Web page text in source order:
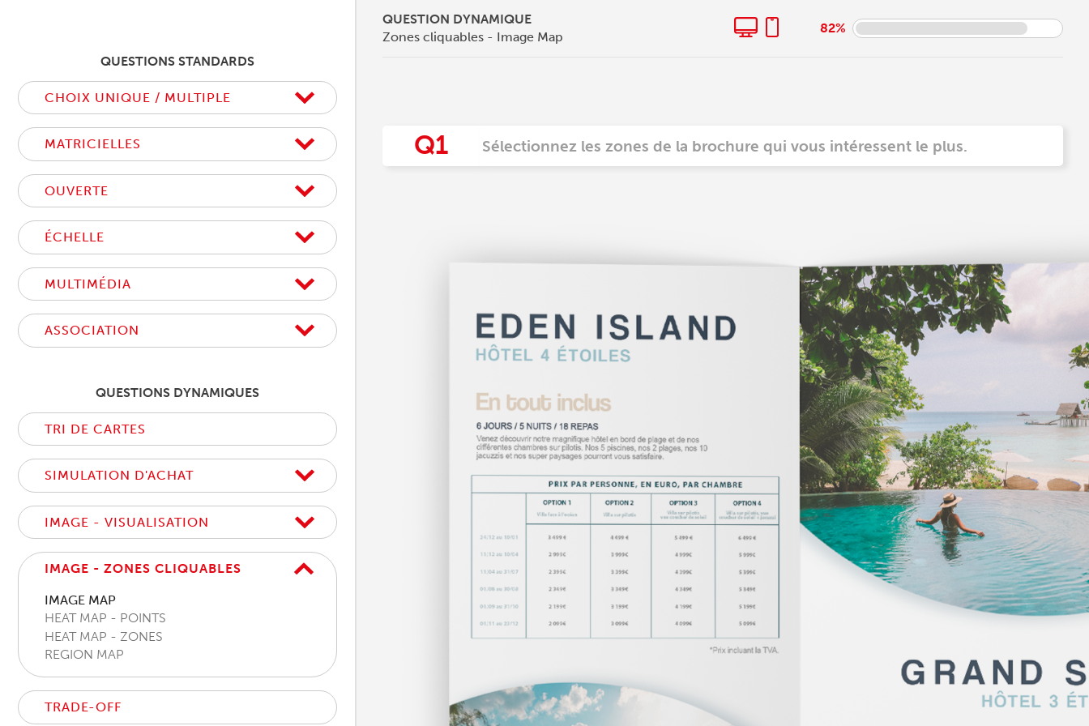
QUESTIONS STANDARDS
CHOIX UNIQUE / MULTIPLE
MATRICIELLES
OUVERTE
ÉCHELLE
MULTIMÉDIA
ASSOCIATION
QUESTIONS DYNAMIQUES
TRI DE CARTES
SIMULATION D'ACHAT
IMAGE - VISUALISATION
IMAGE - ZONES CLIQUABLES
IMAGE MAP
HEAT MAP - POINTS
HEAT MAP - ZONES
REGION MAP
TRADE-OFF
QUESTION DYNAMIQUE
Zones cliquables - Image Map
82%
Q1 Sélectionnez les zones de la brochure qui vous intéressent le plus.